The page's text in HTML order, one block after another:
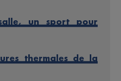
un sport pour
thermales de la